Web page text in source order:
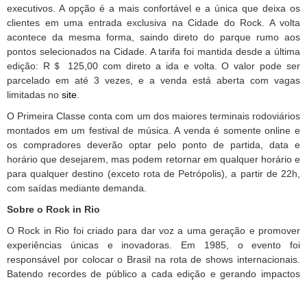
executivos. A opção é a mais confortável e a única que deixa os
clientes em uma entrada exclusiva na Cidade do Rock. A volta
acontece da mesma forma, saindo direto do parque rumo aos
pontos selecionados na Cidade. A tarifa foi mantida desde a última
edição: R＄ 125,00 com direto a ida e volta. O valor pode ser
parcelado em até 3 vezes, e a venda está aberta com vagas
limitadas no site
O Primeira Classe conta com um dos maiores terminais rodoviários
montados em um festival de música. A venda é somente online e
os compradores deverão optar pelo ponto de partida, data e
horário que desejarem, mas podem retornar em qualquer horário e
para qualquer destino (exceto rota de Petrópolis), a partir de 22h,
com saídas mediante demanda.
Sobre o Rock in Rio
O Rock in Rio foi criado para dar voz a uma geração e promover
experiências únicas e inovadoras. Em 1985, o evento foi
responsável por colocar o Brasil na rota de shows internacionais.
Batendo recordes de público a cada edição e gerando impactos